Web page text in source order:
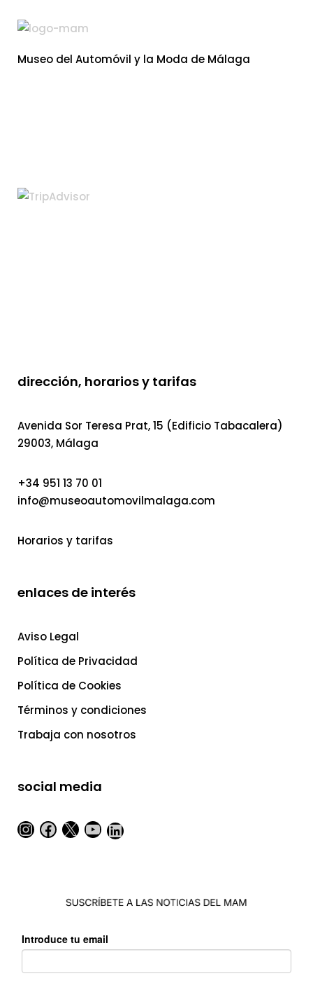
Museo del Automóvil y la Moda de Málaga
dirección, horarios y tarifas
Avenida Sor Teresa Prat, 15 (Edificio Tabacalera)
29003, Málaga
+34 951 13 70 01
info@museoautomovilmalaga.com
Horarios y tarifas
enlaces de interés
Aviso Legal
Política de Privacidad
Política de Cookies
Términos y condiciones
Trabaja con nosotros
social media
Instagram
Facebook
X YouTube
LinkedIn